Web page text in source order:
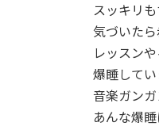
スッキリ
気づいた
レッスン
爆睡して
音楽ガン
あんな爆